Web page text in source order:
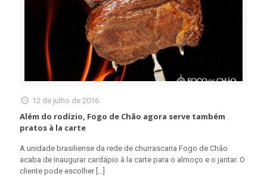
12 de julho de 2016
Além do rodízio, Fogo de Chão agora serve também
pratos à la carte
A unidade brasiliense da rede de churrascaria Fogo de Chão
acaba de inaugurar cardápio à la carte para o almoço e o jantar. O
cliente pode escolher[…]